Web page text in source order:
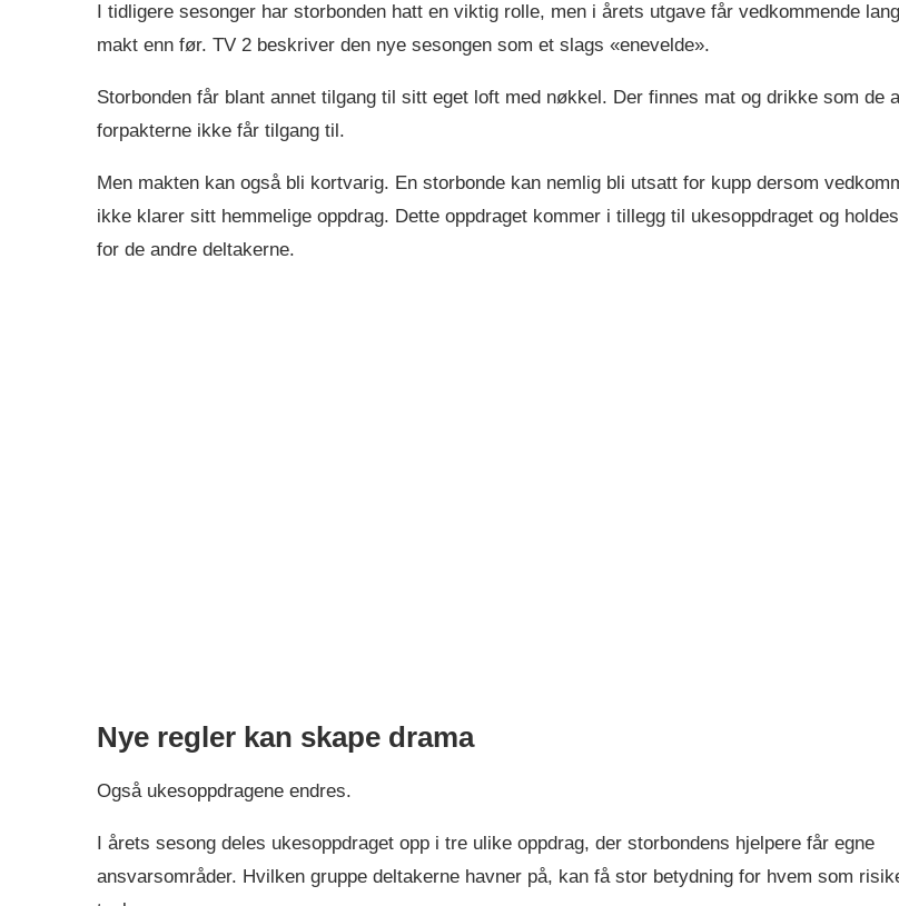
I tidligere sesonger har storbonden hatt en viktig rolle, men i årets utgave får vedkommende
makt enn før. TV 2 beskriver den nye sesongen som et slags «enevelde».
Storbonden får blant annet tilgang til sitt eget loft med nøkkel. Der finnes mat og drikke som de
forpakterne ikke får tilgang til.
Men makten kan også bli kortvarig. En storbonde kan nemlig bli utsatt for kupp dersom
ikke klarer sitt hemmelige oppdrag. Dette oppdraget kommer i tillegg til ukesoppdraget og
for de andre deltakerne.
Nye regler kan skape drama
Også ukesoppdragene endres.
I årets sesong deles ukesoppdraget opp i tre ulike oppdrag, der storbondens hjelpere får egne
ansvarsområder. Hvilken gruppe deltakerne havner på, kan få stor betydning for hvem som